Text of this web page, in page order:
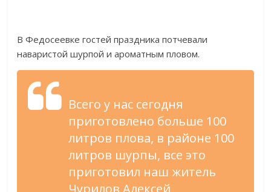
В Федосеевке гостей праздника потчевали
наваристой шурпой и ароматным пловом.
Всего у нас сегодня
приготовлено больше 100
литров плова, в районе 100
литров шурпы, все это
приготовил наш житель
Чурилов Алексей